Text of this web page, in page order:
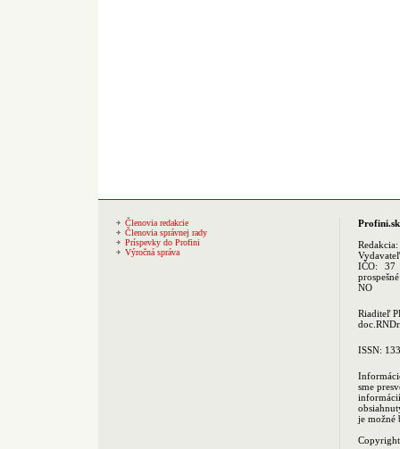
Členovia redakcie
Členovia správnej rady
Príspevky do Profini
Výročná správa
Profini.sk
Redakcia:
IČO: 37
NO
Riaditeľ
ISSN:
sme
je možné